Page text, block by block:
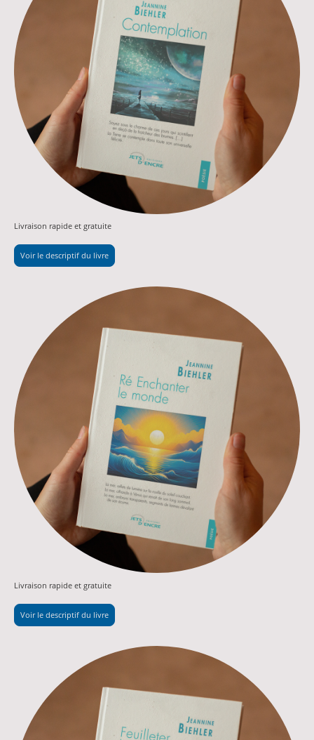
Livraison rapide et gratuite
Voir le descriptif du livre
Livraison rapide et gratuite
Voir le descriptif du livre